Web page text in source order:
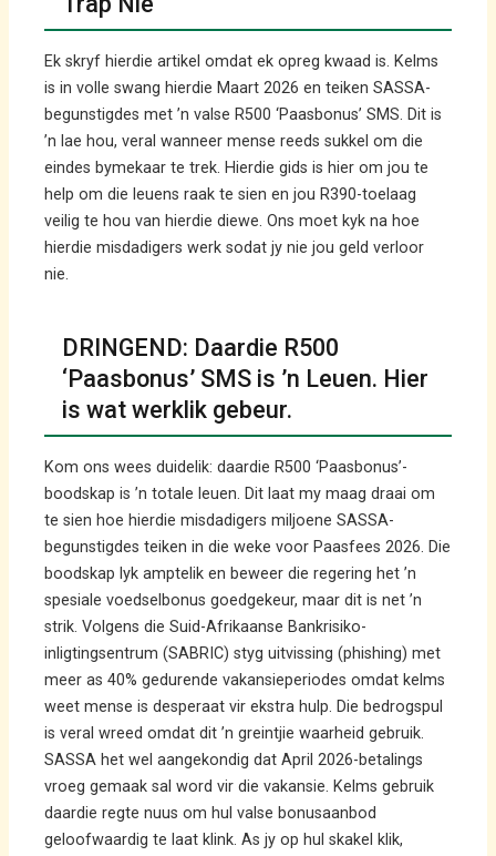
Ek skryf hierdie artikel omdat ek opreg kwaad is. Kelms
is in volle swang hierdie Maart 2026 en teiken SASSA-
begunstigdes met ’n valse R500 ‘Paasbonus’ SMS. Dit is
’n lae hou, veral wanneer mense reeds sukkel om die
eindes bymekaar te trek. Hierdie gids is hier om jou te
help om die leuens raak te sien en jou R390-toelaag
veilig te hou van hierdie diewe. Ons moet kyk na hoe
hierdie misdadigers werk sodat jy nie jou geld verloor
nie.
DRINGEND: Daardie R500
‘Paasbonus’ SMS is ’n Leuen. Hier
is wat werklik gebeur.
Kom ons wees duidelik: daardie R500 ‘Paasbonus’-
boodskap is ’n totale leuen. Dit laat my maag draai om
te sien hoe hierdie misdadigers miljoene SASSA-
begunstigdes teiken in die weke voor Paasfees 2026. Die
boodskap lyk amptelik en beweer die regering het ’n
spesiale voedselbonus goedgekeur, maar dit is net ’n
strik. Volgens die Suid-Afrikaanse Bankrisiko-
inligtingsentrum (SABRIC) styg uitvissing (phishing) met
meer as 40% gedurende vakansieperiodes omdat kelms
weet mense is desperaat vir ekstra hulp. Die bedrogspul
is veral wreed omdat dit ’n greintjie waarheid gebruik.
SASSA het wel aangekondig dat April 2026-betalings
vroeg gemaak sal word vir die vakansie. Kelms gebruik
daardie regte nuus om hul valse bonusaanbod
geloofwaardig te laat klink. As jy op hul skakel klik,